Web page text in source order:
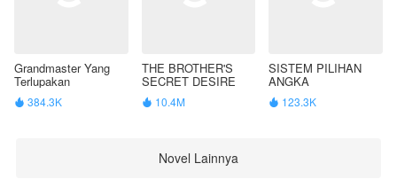
Grandmaster Yang
Terlupakan
 384.3K
THE BROTHER'S
SECRET DESIRE
 10.4M
SISTEM PILIHAN
ANGKA
 123.3K
Novel Lainnya